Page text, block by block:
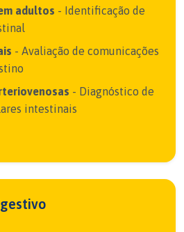
adultos - Identificação de
- Avaliação de comunicações
- Diagnóstico de
intestinais